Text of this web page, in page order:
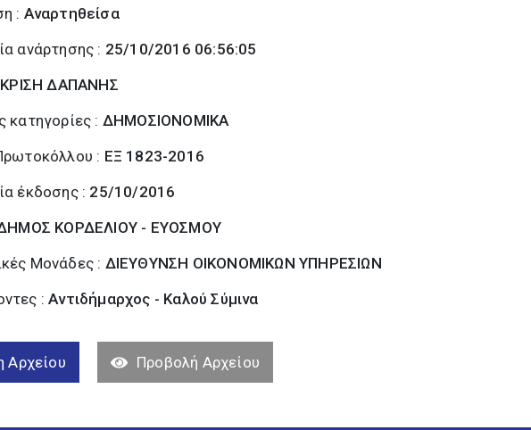
: Αναρτηθείσα
ανάρτησης : 25/10/2016 06:56:05
ΔΑΠΑΝΗΣ
κατηγορίες : ΔΗΜΟΣΙΟΝΟΜΙΚΑ
: ΕΞ 1823-2016
έκδοσης : 25/10/2016
ΚΟΡΔΕΛΙΟΥ - ΕΥΟΣΜΟΥ
Μονάδες : ΔΙΕΥΘΥΝΣΗ ΟΙΚΟΝΟΜΙΚΩΝ ΥΠΗΡΕΣΙΩΝ
:Αντιδήμαρχος - Καλού Σύµινα
Αρχείου Προβολή Αρχείου